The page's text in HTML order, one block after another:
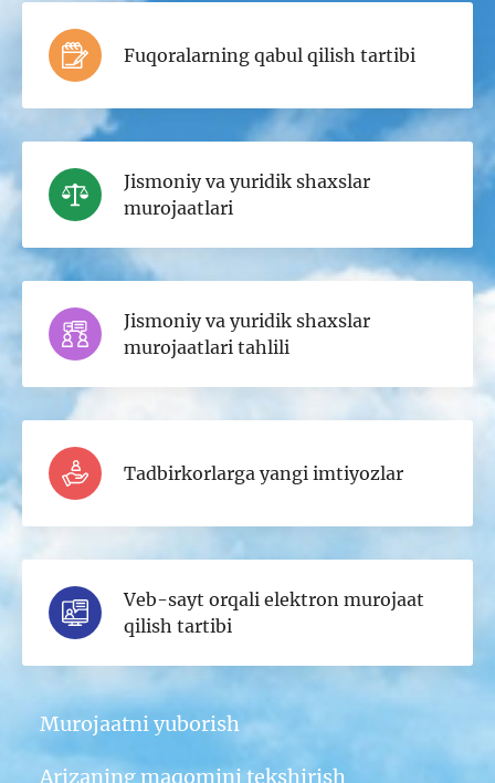
Fuqoralarning qabul qilish tartibi
Jismoniy va yuridik shaxslar
murojaatlari
Jismoniy va yuridik shaxslar
murojaatlari tahlili
Tadbirkorlarga yangi imtiyozlar
Veb-sayt orqali elektron murojaat
qilish tartibi
Murojaatni yuborish
Arizaning maqomini tekshirish